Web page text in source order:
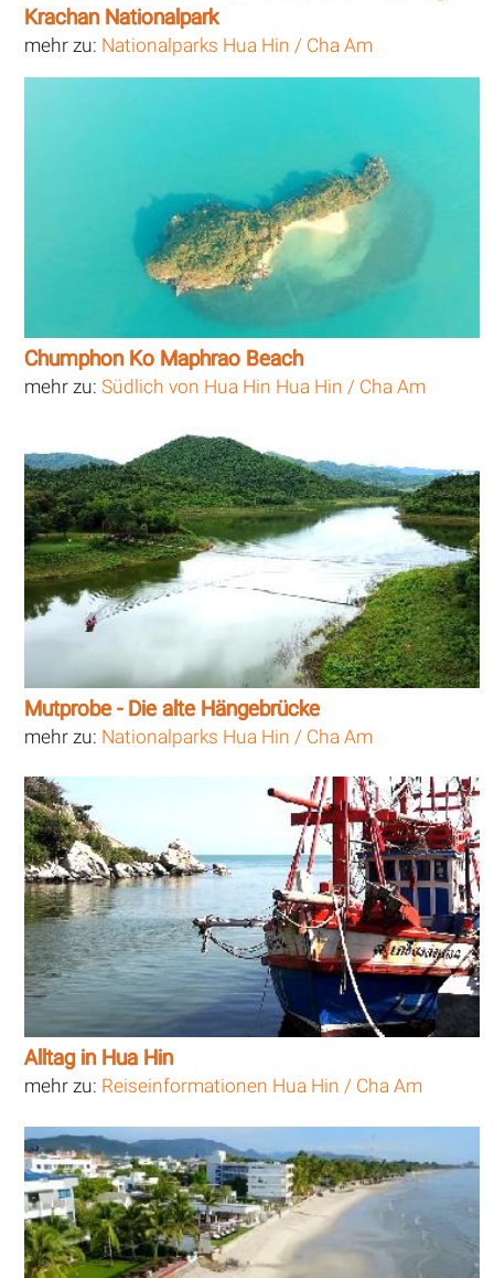
Krachan Nationalpark
mehr zu: Nationalparks Hua Hin / Cha Am
Chumphon Ko Maphrao Beach
mehr zu:Südlich von Hua Hin Hua Hin / Cha Am
Mutprobe - Die alte Hängebrücke
mehr zu: Nationalparks Hua Hin / Cha Am
Alltag in Hua Hin
mehr zu: Reiseinformationen Hua Hin / Cha Am